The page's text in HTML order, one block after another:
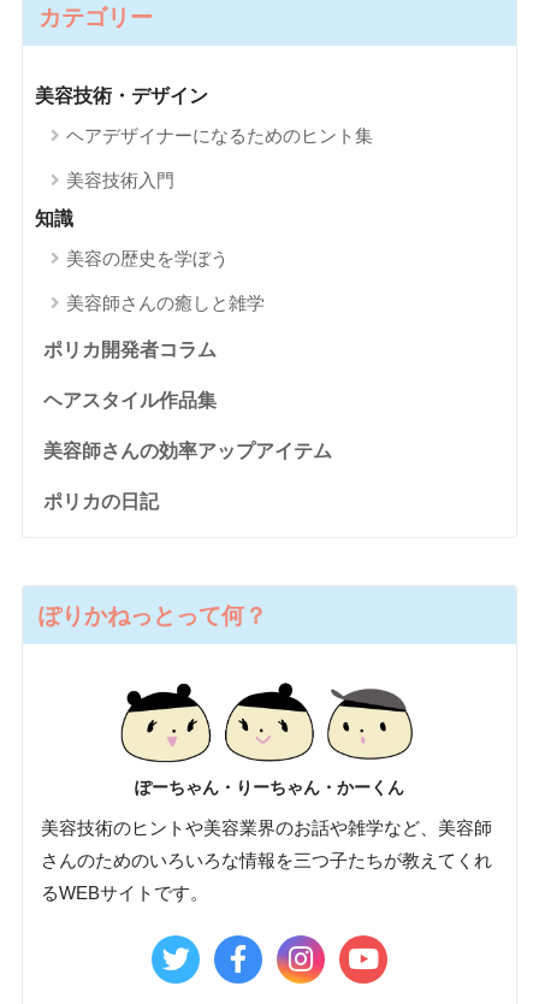
カテゴリー
美容技術・デザイン
ヘアデザイナーになるためのヒント集
美容技術入門
知識
美容の歴史を学ぼう
美容師さんの癒しと雑学
ポリカ開発者コラム
ヘアスタイル作品集
美容師さんの効率アップアイテム
ポリカの日記
ぽりかねっとって何？
ぽーちゃん・りーちゃん・かーくん
美容技術のヒントや美容業界のお話や雑学など、美容師
さんのためのいろいろな情報を三つ子たちが教えてくれ
るWEBサイトです。